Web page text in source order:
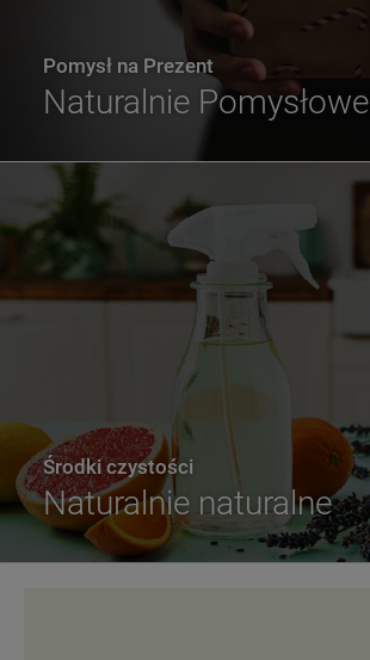
Pomysł na Prezent
Naturalnie Pomysłowe
Środki czystości
Naturalnie naturalne